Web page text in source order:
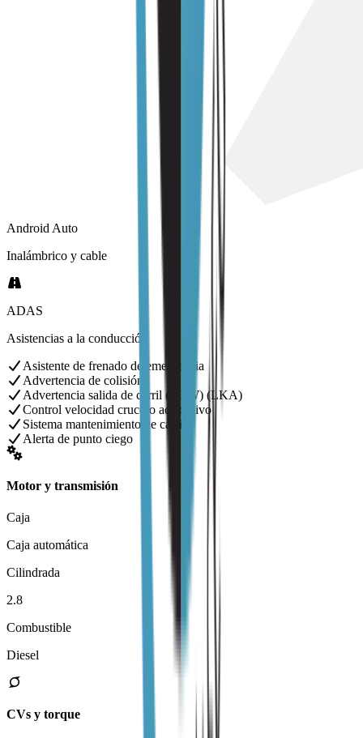
Android Auto
Inalámbrico y cable
ADAS
Asistencias a la conducción
Asistente de frenado de emergencia
Advertencia de colisión
Advertencia salida de carril (LDW) (LKA)
Control velocidad crucero adaptativo
Sistema mantenimiento de carril
Alerta de punto ciego
Motor y transmisión
Caja
Caja automática
Cilindrada
2.8
Combustible
Diesel
CVs y torque